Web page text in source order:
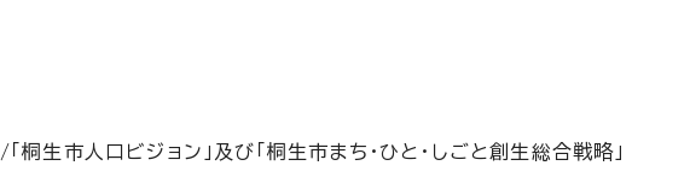
市人口ビジョン」及び「桐生市まち・ひと・しごと創生総合戦略」